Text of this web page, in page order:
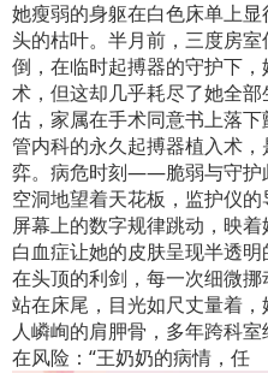
她瘦弱的身躯在白色床单上
头的枯叶。半月前，三度房
倒，在临时起搏器的守护下
术，但这却几乎耗尽了她全
估，家属在手术同意书上落
管内科的永久起搏器植入术
弈。病危时刻——脆弱与守护
空洞地望着天花板，监护仪
屏幕上的数字规律跳动，映
白血症让她的皮肤呈现半透
在头顶的利剑，每一次细微
站在床尾，目光如尺丈量着
人嶙峋的肩胛骨，多年跨科
在风险：“王奶奶的病情，任